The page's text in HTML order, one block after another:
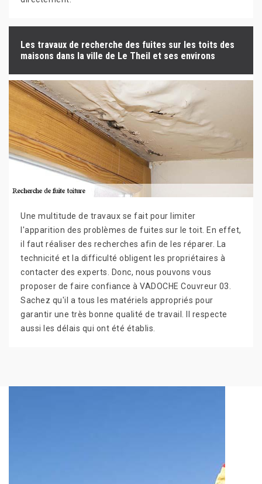
Les travaux de recherche des fuites sur les toits des
maisons dans la ville de Le Theil et ses environs
Une multitude de travaux se fait pour limiter
l'apparition des problèmes de fuites sur le toit. En effet,
il faut réaliser des recherches afin de les réparer. La
technicité et la difficulté obligent les propriétaires à
contacter des experts. Donc, nous pouvons vous
proposer de faire confiance à VADOCHE Couvreur 03.
Sachez qu'il a tous les matériels appropriés pour
garantir une très bonne qualité de travail. Il respecte
aussi les délais qui ont été établis.